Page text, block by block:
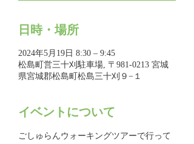
日時・場所
2024年5月19日 8:30 – 9:45
松島町営三十刈駐車場, 〒981-0213 宮城
県宮城郡松島町松島三十刈９−１
イベントについて
ごしゅらんウォーキングツアーで行って